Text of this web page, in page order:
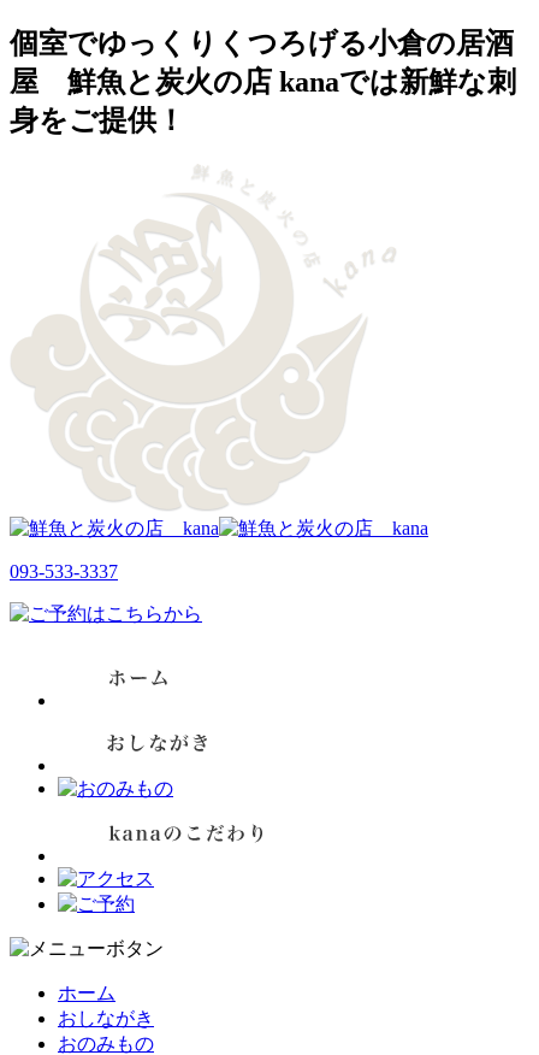
個室でゆっくりくつろげる小倉の居酒
屋 鮮魚と炭火の店 kanaでは新鮮な刺
身をご提供！
093-533-3337
ホーム
おしながき
おのみもの